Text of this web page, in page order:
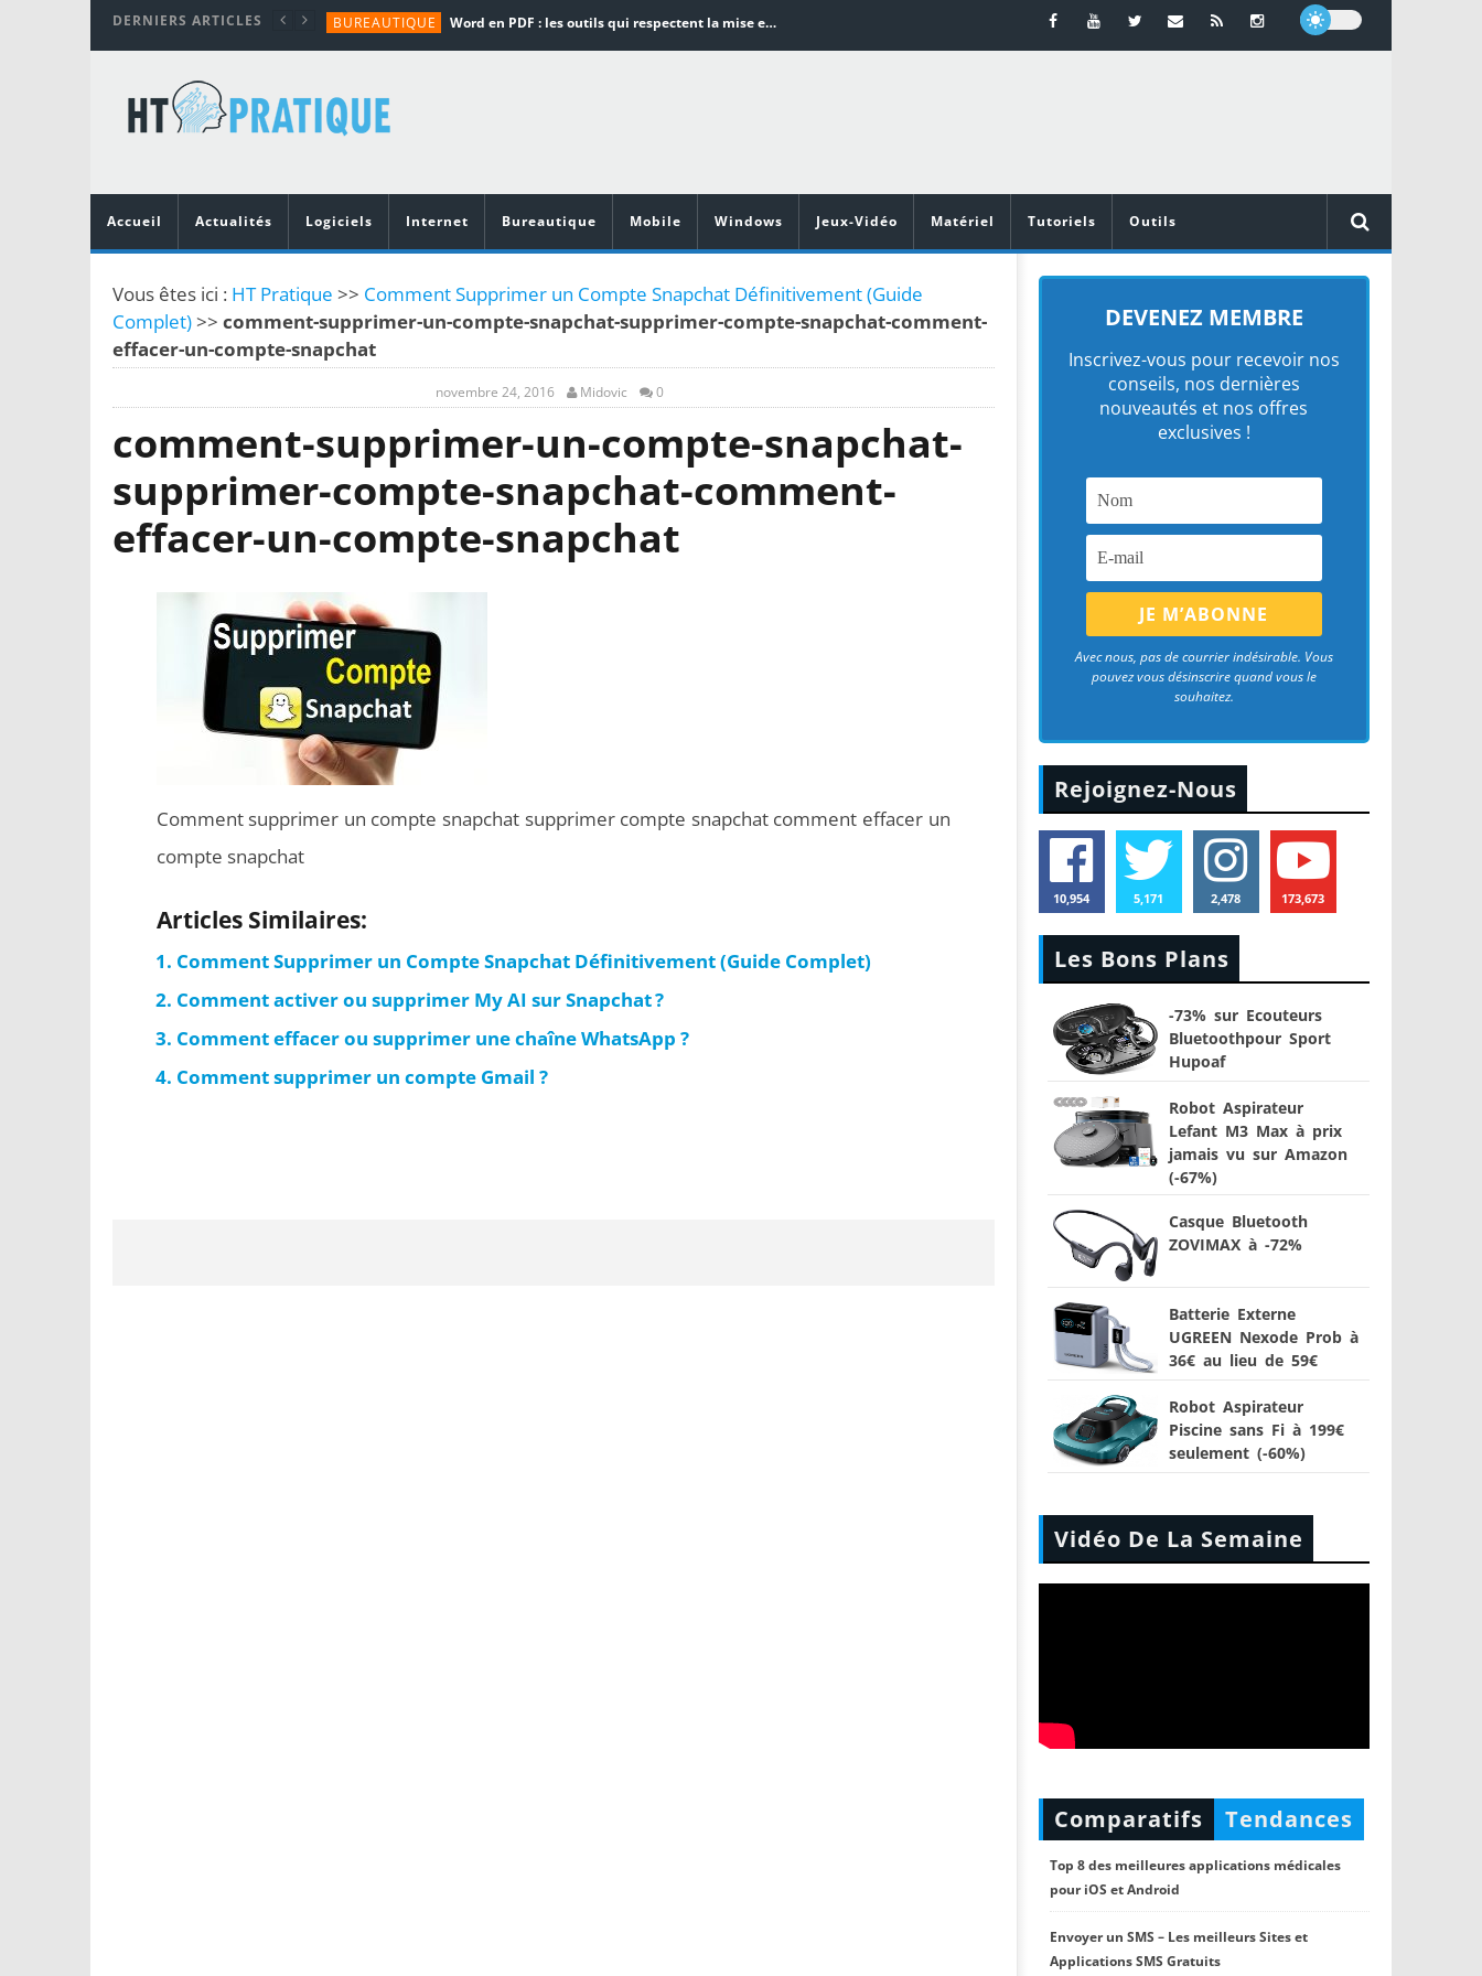
DERNIERS ARTICLES BUREAUTIQUE Word en PDF : les outils qui respectent la mise en page
TUTORIALS
MATÉRIEL
Vidéoprojecteurs Asus : Top 6 des meilleurs modèles de la marque
Accueil
Actualités Logiciels Internet Bureautique Mobile Windows Jeux-Vidéo Matériel Tutoriels Outils
Vous êtes ici : HT Pratique >> Comment Supprimer un Compte Snapchat Définitivement (Guide
Complet)>> comment-supprimer-un-compte-snapchat-supprimer-compte-snapchat-comment-
effacer-un-compte-snapchat
novembre 24, 2016 Midovic 0
comment-supprimer-un-compte-snapchat-
supprimer-compte-snapchat-comment-
effacer-un-compte-snapchat
Comment supprimer un compte snapchat supprimer compte snapchat comment effacer un
compte snapchat
Articles Similaires:
Comment Supprimer un Compte Snapchat Définitivement (Guide Complet)
Comment activer ou supprimer My AI sur Snapchat ?
Comment effacer ou supprimer une chaîne WhatsApp ?
Comment supprimer un compte Gmail ?
DEVENEZ MEMBRE
Inscrivez-vous pour recevoir nos
conseils, nos dernières
nouveautés et nos offres
exclusives !
Avec nous, pas de courrier indésirable. Vous
pouvez vous désinscrire quand vous le
souhaitez.
Rejoignez-Nous
10,954 5,171 2,478 173,673
Les Bons Plans
-73% sur Ecouteurs
Bluetoothpour Sport
Hupoaf
Robot Aspirateur
Lefant M3 Max à prix
jamais vu sur Amazon
(-67%)
Casque Bluetooth
ZOVIMAX à -72%
Batterie Externe
UGREEN Nexode Prob à
36€ au lieu de 59€
Robot Aspirateur
Piscine sans Fi à 199€
seulement (-60%)
Vidéo De La Semaine
Comparatifs Tendances
Top 8 des meilleures applications médicales
pour iOS et Android
Envoyer un SMS – Les meilleurs Sites et
Applications SMS Gratuits